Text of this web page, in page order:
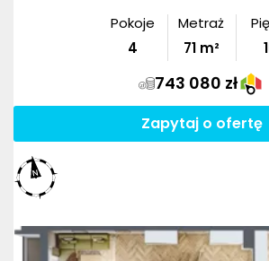
Pokoje
4
Metraż
71m²
743 080 zł
Zapytaj o ofertę